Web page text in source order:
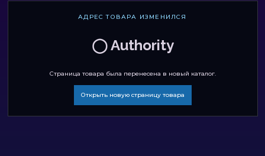
АДРЕС ТОВАРА ИЗМЕНИЛСЯ
◯ Authority
Страница товара была перенесена в новый каталог.
Открыть новую страницу товара